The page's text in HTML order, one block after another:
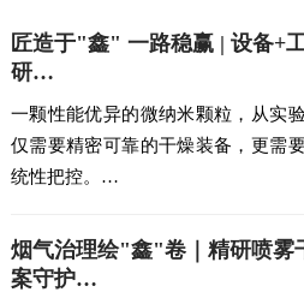
匠造于"鑫" 一路稳赢 | 设备+
研…
一颗性能优异的微纳米颗粒，从实
仅需要精密可靠的干燥装备，更需
统性把控。…
烟气治理绘"鑫"卷｜精研喷雾
案守护…